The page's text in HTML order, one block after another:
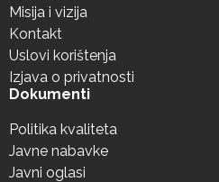
Misija i vizija
Kontakt
Uslovi korištenja
Izjava o privatnosti
Dokumenti
Politika kvaliteta
Javne nabavke
Javni oglasi